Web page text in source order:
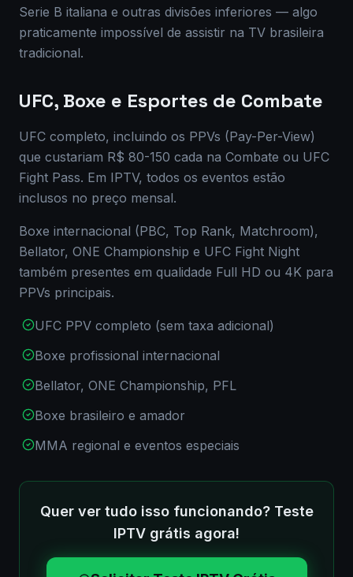
Serie B italiana e outras divisões inferiores — algo
praticamente impossível de assistir na TV brasileira
tradicional.
UFC, Boxe e Esportes de Combate
UFC completo, incluindo os PPVs (Pay-Per-View)
que custariam R$ 80-150 cada na Combate ou UFC
Fight Pass. Em IPTV, todos os eventos estão
inclusos no preço mensal.
Boxe internacional (PBC, Top Rank, Matchroom),
Bellator, ONE Championship e UFC Fight Night
também presentes em qualidade Full HD ou 4K para
PPVs principais.
UFC PPV completo (sem taxa adicional)
Boxe profissional internacional
Bellator, ONE Championship, PFL
Boxe brasileiro e amador
MMA regional e eventos especiais
Quer ver tudo isso funcionando? Teste
IPTV grátis agora!